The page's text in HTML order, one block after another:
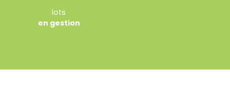
lots
en gestion